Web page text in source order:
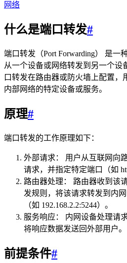
网络
什么是端口转发#
端口转发（Port Forwarding） 是一
从一个设备或网络转发到另一个设
口转发在路由器或防火墙上配置，
内部网络的特定设备或服务。
原理#
端口转发的工作原理如下：
外部请求： 用户从互联网向
请求，并指定特定端口（如
路由器处理： 路由器收到该
发规则，将该请求转发到内
（如 192.168.2.2:5244）。
服务响应： 内网设备处理请
将响应数据发送回外部用户。
前提条件#